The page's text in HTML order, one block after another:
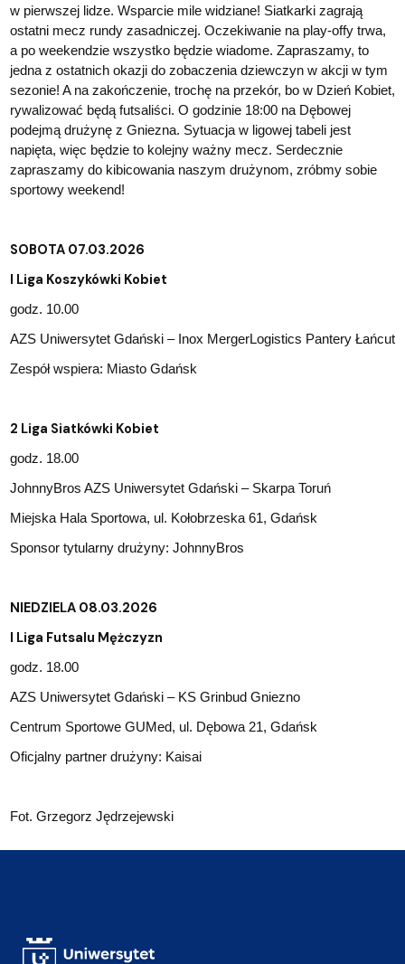
w pierwszej lidze. Wsparcie mile widziane! Siatkarki zagrają
ostatni mecz rundy zasadniczej. Oczekiwanie na play-offy trwa,
a po weekendzie wszystko będzie wiadome. Zapraszamy, to
jedna z ostatnich okazji do zobaczenia dziewczyn w akcji w tym
sezonie! A na zakończenie, trochę na przekór, bo w Dzień Kobiet,
rywalizować będą futsaliści. O godzinie 18:00 na Dębowej
podejmą drużynę z Gniezna. Sytuacja w ligowej tabeli jest
napięta, więc będzie to kolejny ważny mecz. Serdecznie
zapraszamy do kibicowania naszym drużynom, zróbmy sobie
sportowy weekend!
SOBOTA 07.03.2026
I Liga Koszykówki Kobiet
godz. 10.00
AZS Uniwersytet Gdański – Inox MergerLogistics Pantery Łańcut
Zespół wspiera: Miasto Gdańsk
2 Liga Siatkówki Kobiet
godz. 18.00
JohnnyBros AZS Uniwersytet Gdański – Skarpa Toruń
Miejska Hala Sportowa, ul. Kołobrzeska 61, Gdańsk
Sponsor tytularny drużyny: JohnnyBros
NIEDZIELA 08.03.2026
I Liga Futsalu Mężczyzn
godz. 18.00
AZS Uniwersytet Gdański – KS Grinbud Gniezno
Centrum Sportowe GUMed, ul. Dębowa 21, Gdańsk
Oficjalny partner drużyny: Kaisai
Fot. Grzegorz Jędrzejewski